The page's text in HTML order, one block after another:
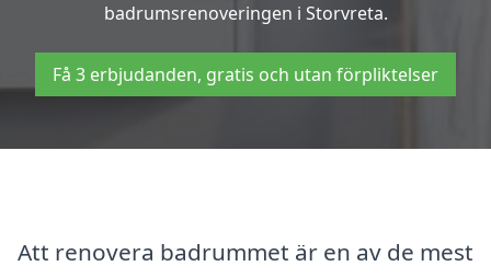
badrumsrenoveringen i Storvreta.
Få 3 erbjudanden, gratis och utan förpliktelser
Att renovera badrummet är en av de mest